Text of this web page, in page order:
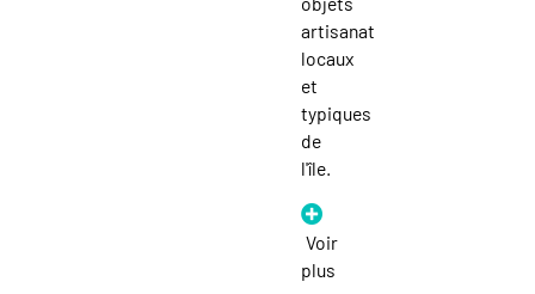
artisanat
locaux
et
typiques
de
l'île.
Voir
plus